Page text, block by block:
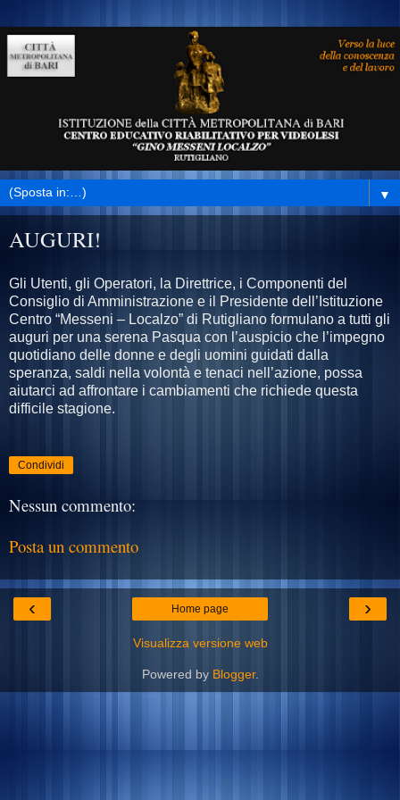
▼
AUGURI!
Gli Utenti, gli Operatori, la Direttrice, i Componenti del
Consiglio di Amministrazione e il Presidente dell’Istituzione
Centro “Messeni – Localzo” di Rutigliano formulano a tutti gli
auguri per una serena Pasqua con l’auspicio che l’impegno
quotidiano delle donne e degli uomini guidati dalla
speranza, saldi nella volontà e tenaci nell’azione, possa
aiutarci ad affrontare i cambiamenti che richiede questa
difficile stagione.
Condividi
Nessun commento:
Posta un commento
‹ ›
Home page
Visualizza versione web
Powered by Blogger.